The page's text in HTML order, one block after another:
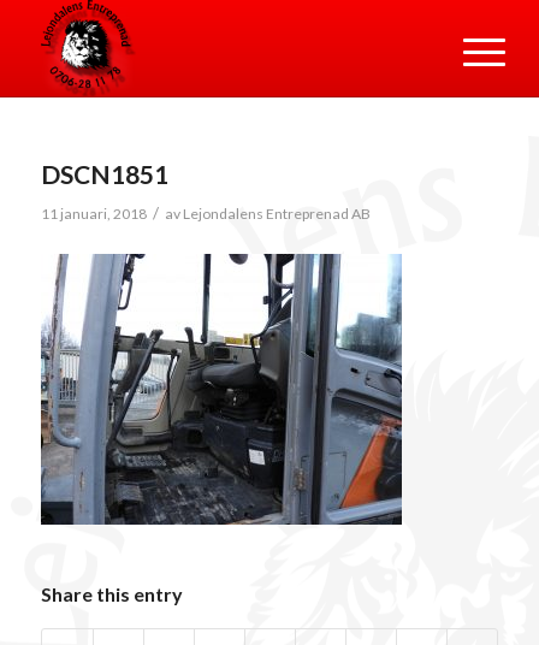
DSCN1851
11 januari, 2018 / av Lejondalens Entreprenad AB
Share this entry